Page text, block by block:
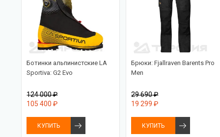
Ботинки альпинистские LA
Sportiva: G2 Evo
124 000 ₽
105 400 ₽
КУПИТЬ
Брюки: Fjallraven Barents Pro
Men
29 690 ₽
19 299 ₽
КУПИТЬ